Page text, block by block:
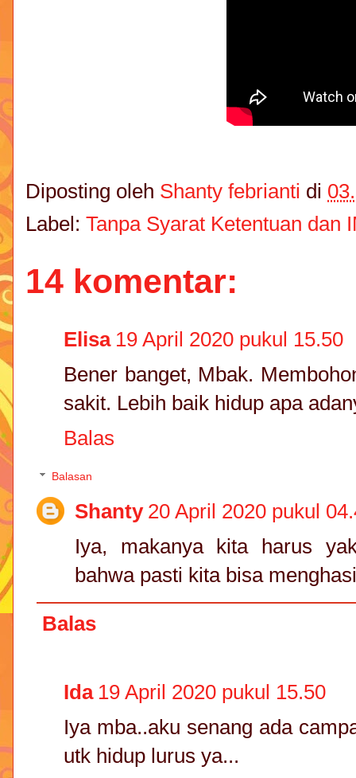
Diposting oleh Shanty febrianti di
Label: Tanpa Syarat Ketentuan dan
14 komentar:
Elisa 19 April 2020 pukul 15.50
Bener banget, Mbak.
sakit. Lebih baik hidup apa
Balas
Balasan
Shanty 20 April 2020 pukul
Iya, makanya kita harus
bahwa pasti kita bisa
Balas
Ida 19 April 2020 pukul 15.50
Iya mba..aku senang ada
utk hidup lurus ya...